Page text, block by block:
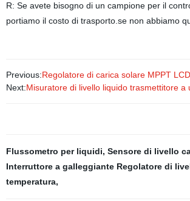
R: Se avete bisogno di un campione per il
portiamo il costo di trasporto.se non abbiamo
Previous:Regolatore di carica solare MPPT
Next:Misuratore di livello liquido trasmettitore
Flussometro per liquidi, Sensore di livello
Interruttore a galleggiante Regolatore di
temperatura,